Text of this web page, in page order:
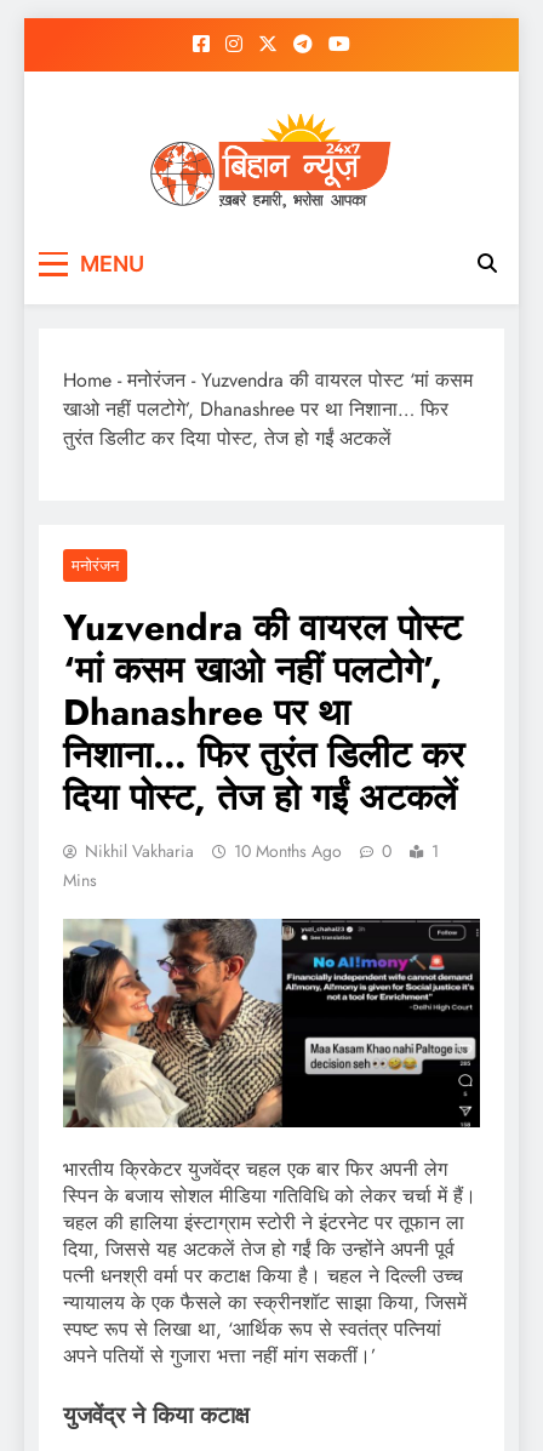
MENU
Home -मनोरंजन-Yuzvendra की वायरल पोस्ट ‘मां कसम
खाओ नहीं पलटोगे’, Dhanashree पर था निशाना… फिर
तुरंत डिलीट कर दिया पोस्ट, तेज हो गईं अटकलें
मनोरंजन
Yuzvendra की वायरल पोस्ट
‘मां कसम खाओ नहीं पलटोगे’,
Dhanashree पर था
निशाना… फिर तुरंत डिलीट कर
दिया पोस्ट, तेज हो गईं अटकलें
Nikhil Vakharia 10 Months Ago 0
1
Mins
भारतीय क्रिकेटर युजवेंद्र चहल एक बार फिर अपनी लेग
स्पिन के बजाय सोशल मीडिया गतिविधि को लेकर चर्चा में हैं।
चहल की हालिया इंस्टाग्राम स्टोरी ने इंटरनेट पर तूफान ला
दिया, जिससे यह अटकलें तेज हो गईं कि उन्होंने अपनी पूर्व
पत्नी धनश्री वर्मा पर कटाक्ष किया है। चहल ने दिल्ली उच्च
न्यायालय के एक फैसले का स्क्रीनशॉट साझा किया, जिसमें
स्पष्ट रूप से लिखा था, ‘आर्थिक रूप से स्वतंत्र पत्नियां
अपने पतियों से गुजारा भत्ता नहीं मांग सकतीं।’
युजवेंद्र ने किया कटाक्ष